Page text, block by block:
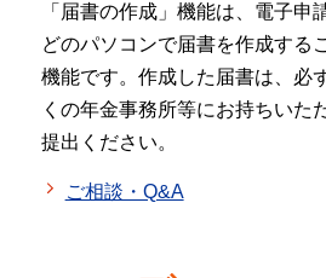
「届書の作成」機能は、電子申
どのパソコンで届書を作成する
機能です。作成した届書は、必
くの年金事務所等にお持ちいた
提出ください。
ご相談・Q&A